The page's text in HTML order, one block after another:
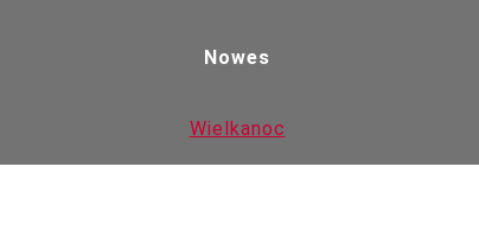
Nowes
Wielkanoc